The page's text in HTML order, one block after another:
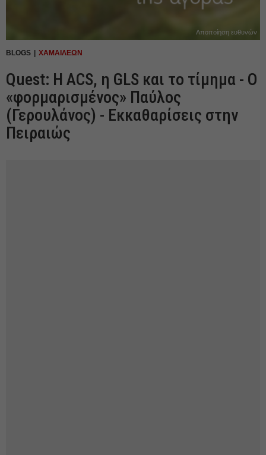
Αποποίηση ευθυνών
BLOGS ΧΑΜΑΙΛΕΩΝ
Quest: H ACS, η GLS και το τίμημα - Ο
«φορμαρισμένος» Παύλος
(Γερουλάνος) - Εκκαθαρίσεις στην
Πειραιώς